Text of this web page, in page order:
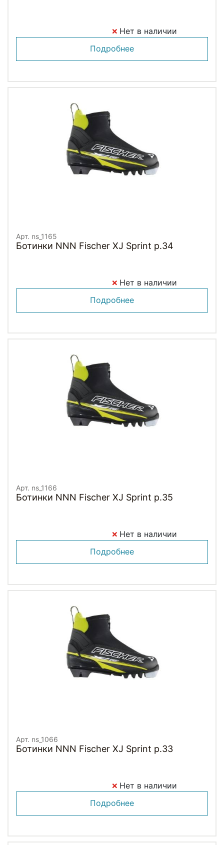
Нет в наличии
Подробнее
Арт. ns_1165
Ботинки NNN Fischer XJ Sprint p.34
Нет в наличии
Подробнее
Арт. ns_1166
Ботинки NNN Fischer XJ Sprint p.35
Нет в наличии
Подробнее
Арт. ns_1066
Ботинки NNN Fischer XJ Sprint p.33
Нет в наличии
Подробнее